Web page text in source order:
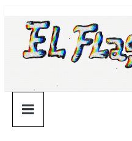
contenido
¯\_(ツ)_/
¯